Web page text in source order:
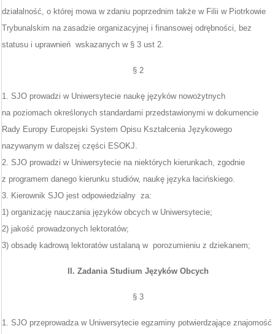
działalność, o której mowa w zdaniu poprzednim także w Filii w Piotrkowie
Trybunalskim na zasadzie organizacyjnej i finansowej odrębności, bez
statusu i uprawnień wskazanych w § 3 ust 2.
§ 2
1. SJO prowadzi w Uniwersytecie naukę języków nowożytnych
na poziomach określonych standardami przedstawionymi w dokumencie
Rady Europy Europejski System Opisu Kształcenia Językowego
nazywanym w dalszej części ESOKJ.
2. SJO prowadzi w Uniwersytecie na niektórych kierunkach, zgodnie
z programem danego kierunku studiów, naukę języka łacińskiego.
3. Kierownik SJO jest odpowiedzialny za:
1) organizację nauczania języków obcych w Uniwersytecie;
2) jakość prowadzonych lektoratów;
3) obsadę kadrową lektoratów ustalaną w porozumieniu z dziekanem;
II. Zadania Studium Języków Obcych
§ 3
1. SJO przeprowadza w Uniwersytecie egzaminy potwierdzające znajomość